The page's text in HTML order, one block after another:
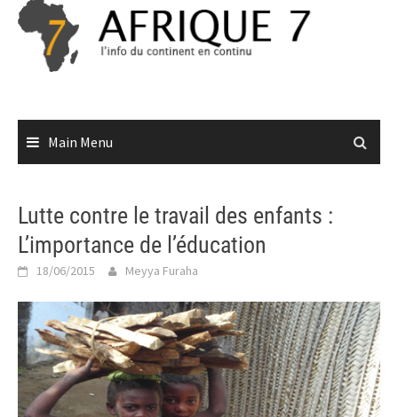
Skip
content
Main Menu
Lutte contre le travail des enfants :
L’importance de l’éducation
18/06/2015 Meyya Furaha